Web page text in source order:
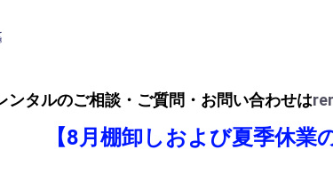
ンタルのご相談・ご質問・お問い合わせは
【8月棚卸しおよび夏季休業